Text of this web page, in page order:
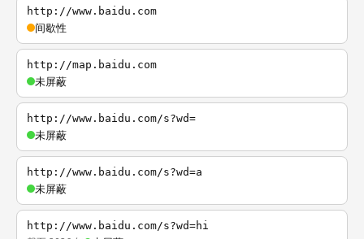
http://www.baidu.com
间歇性
http://map.baidu.com
未屏蔽
http://www.baidu.com/s?wd=
未屏蔽
http://www.baidu.com/s?wd=a
未屏蔽
http://www.baidu.com/s?wd=hi